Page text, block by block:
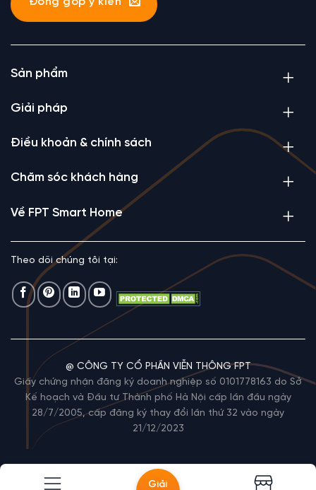
Sản phẩm
Giải pháp
Điều khoản & chính sách
Chăm sóc khách hàng
Về FPT Smart Home
Theo dõi chúng tôi tại:
@ CÔNG TY CỔ PHẦN VIỄN THÔNG FPT
Giấy chứng nhận đăng ký doanh nghiệp số 0101778163 do Sở
Kế hoạch và Đầu tư Thành phố Hà Nội cấp lần đầu ngày
28/7/2005, cấp đăng ký thay đổi lần thứ 32 vào ngày
21/12/2023
Giải